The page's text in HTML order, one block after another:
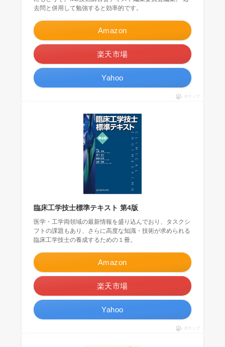
去問と併用して勉強すると効率的です。
Amazon
楽天市場
Yahoo
ポチップ
臨床工学技士標準テキスト 第4版
医学・工学両領域の最新情報を盛り込んでおり、タスクシ
フトの課題もあり、さらに高度な知識・技術が求められる
臨床工学技士の養成するための１冊。
Amazon
楽天市場
Yahoo
ポチップ